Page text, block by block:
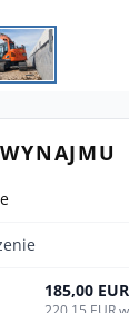
185,00